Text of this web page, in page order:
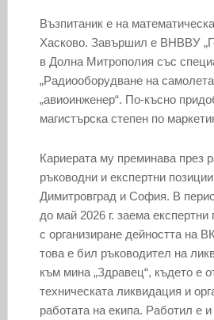
Възпитаник е на
Хасково. Завършил е ВНВВУ
в Долна Митрополия със
„Радиооборудване на
„авиоинженер“. По-късно
магистърска степен по
Кариерата му преминава през
ръководни и експертни
Димитровград и София. В
до май 2026 г. заема
с организиране дейността на
това е бил ръководител на
към мина „Здравец“, където е
техническата ликвидация и
работата на екипа. Работил е